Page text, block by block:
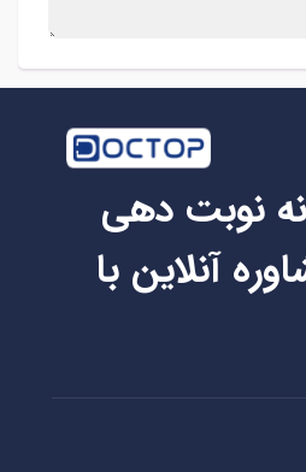
نوبت دهی
آنلاین با